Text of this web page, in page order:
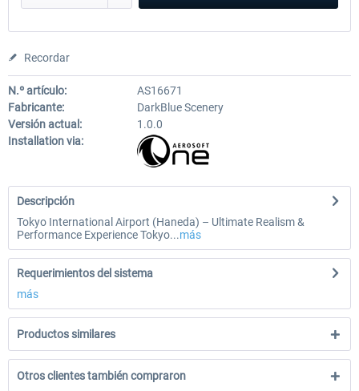
Recordar
N.º artículo:
AS16671
Fabricante:
DarkBlue Scenery
Versión actual:
1.0.0
Installation via:
Descripción
Tokyo International Airport (Haneda) – Ultimate Realism &
Performance Experience Tokyo...más
Requerimientos del sistema
más
Productos similares
Otros clientes también compraron